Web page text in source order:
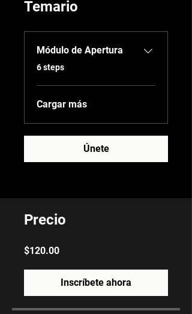
Temario
Módulo de Apertura
.
6 steps
Cargar más
Únete
Precio
$120.00
Inscríbete ahora